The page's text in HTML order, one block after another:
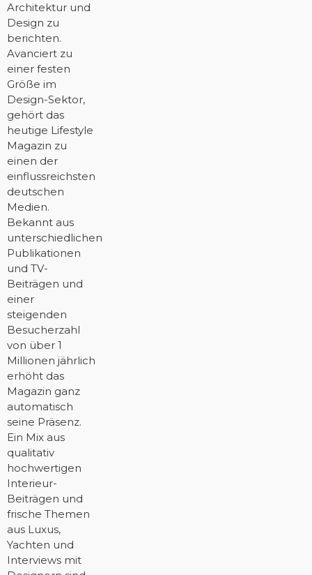
Architektur und
Design zu
berichten.
Avanciert zu
einer festen
Größe im
Design-Sektor,
gehört das
heutige Lifestyle
Magazin zu
einen der
einflussreichsten
deutschen
Medien.
Bekannt aus
unterschiedlichen
Publikationen
und TV-
Beiträgen und
einer
steigenden
Besucherzahl
von über 1
Millionen jährlich
erhöht das
Magazin ganz
automatisch
seine Präsenz.
Ein Mix aus
qualitativ
hochwertigen
Interieur-
Beiträgen und
frische Themen
aus Luxus,
Yachten und
Interviews mit